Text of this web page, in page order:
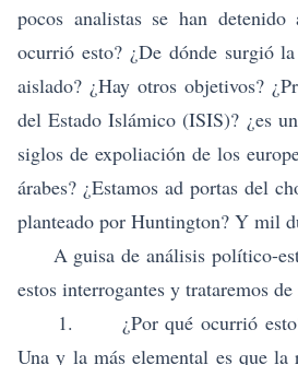
pocos analistas se han
ocurrió esto? ¿De dónde surgió
aislado? ¿Hay otros objetivos?
del Estado Islámico (ISIS)? ¿es
siglos de expoliación de los
árabes? ¿Estamos ad portas del
planteado por Huntington? Y mil
A guisa de análisis político-
estos interrogantes y trataremos
1. ¿Por qué ocurrió esto?
Una y la más elemental es que